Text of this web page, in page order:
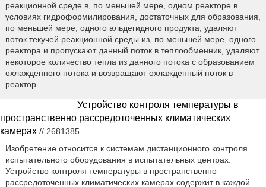
реакционной среде в, по меньшей мере, одном реакторе в
условиях гидроформилирования, достаточных для образования,
по меньшей мере, одного альдегидного продукта, удаляют
поток текучей реакционной среды из, по меньшей мере, одного
реактора и пропускают данный поток в теплообменник, удаляют
некоторое количество тепла из данного потока с образованием
охлажденного потока и возвращают охлажденный поток в
реактор.
Устройство контроля температуры в
пространственно рассредоточенных климатических
камерах // 2681385
Изобретение относится к системам дистанционного контроля
испытательного оборудования в испытательных центрах.
Устройство контроля температуры в пространственно
рассредоточенных климатических камерах содержит в каждой